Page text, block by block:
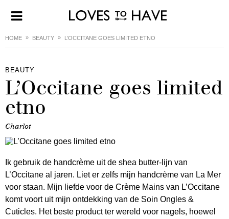
HOME BEAUTY L’OCCITANE GOES LIMITED ETNO
BEAUTY
L’Occitane goes limited
etno
Charlot
Ik gebruik de handcrème uit de shea butter-lijn van
L’Occitane al jaren. Liet er zelfs mijn handcrème van La Mer
voor staan. Mijn liefde voor de Crème Mains van L’Occitane
komt voort uit mijn ontdekking van de Soin Ongles &
Cuticles. Het beste product ter wereld voor nagels, hoewel